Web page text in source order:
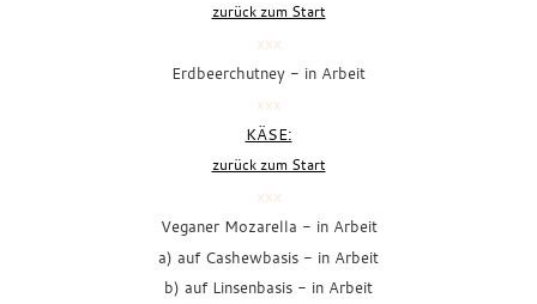
zurück zum Start
xxx
Erdbeerchutney - in Arbeit
xxx
KÄSE:
zurück zum Start
xxx
Veganer Mozarella - in Arbeit
a) auf Cashewbasis - in Arbeit
b) auf Linsenbasis - in Arbeit